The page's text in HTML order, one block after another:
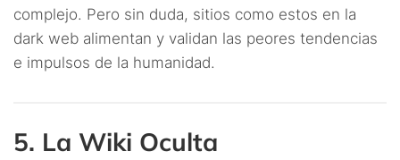
complejo. Pero sin duda, sitios como estos en la
dark web alimentan y validan las peores tendencias
e impulsos de la humanidad.
5. La Wiki Oculta